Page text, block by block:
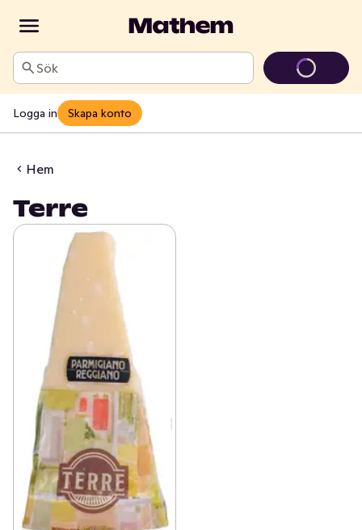
Sök
Logga in Skapa konto
Hem
Terre